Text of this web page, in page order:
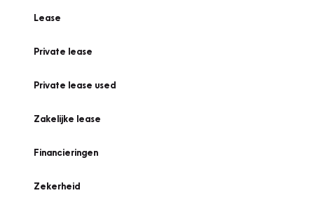
Lease
Private lease
Private lease used
Zakelijke lease
Financieringen
Zekerheid